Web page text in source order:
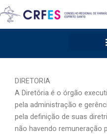
para
o
DIRETORIA
A Diretória é o órgão
pela administração e
pela definição de suas
não havendo remuneração